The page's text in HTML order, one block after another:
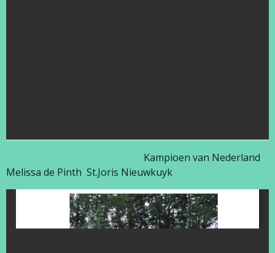
Kampioen van Nederland
Melissa de Pinth St.Joris Nieuwkuyk